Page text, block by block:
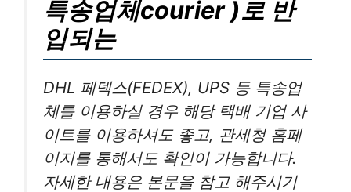
특송업체courier )로 반
입되는
DHL 페덱스(FEDEX), UPS 등 특송업
체를 이용하실 경우 해당 택배 기업 사
이트를 이용하셔도 좋고, 관세청 홈페
이지를 통해서도 확인이 가능합니다.
자세한 내용은 본문을 참고 해주시기